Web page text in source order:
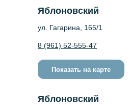
Яблоновский
Яблоновский
ул. Гагарина, 165/1
8 (961) 52-555-47
Показать на карте